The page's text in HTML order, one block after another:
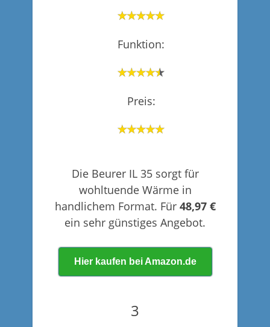
Funktion:
Preis:
Die Beurer IL 35 sorgt für
wohltuende Wärme in
handlichem Format. Für 48,97 €
ein sehr günstiges Angebot.
Hier kaufen bei Amazon.de
3